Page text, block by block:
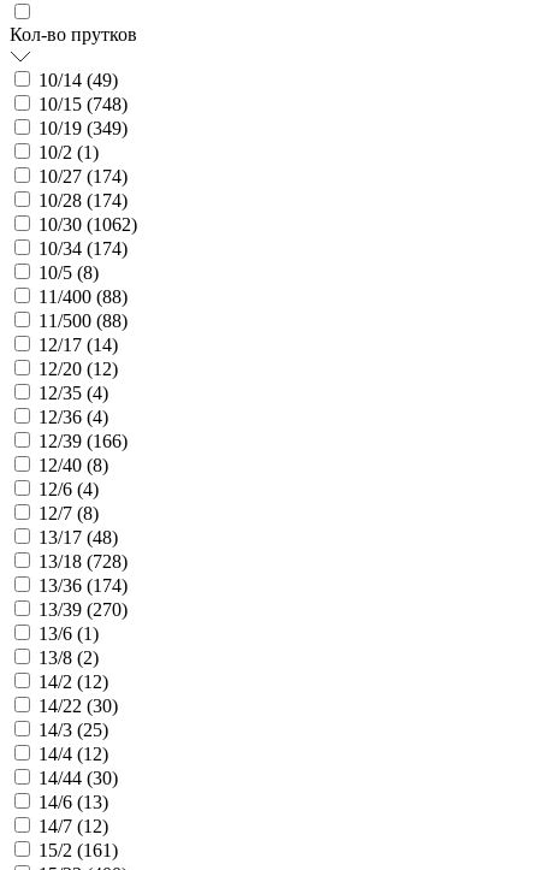
Кол-во прутков
10/14 (49)
10/15 (748)
10/19 (349)
10/2 (1)
10/27 (174)
10/28 (174)
10/30 (1062)
10/34 (174)
10/5 (8)
11/400 (88)
11/500 (88)
12/17 (14)
12/20 (12)
12/35 (4)
12/36 (4)
12/39 (166)
12/40 (8)
12/6 (4)
12/7 (8)
13/17 (48)
13/18 (728)
13/36 (174)
13/39 (270)
13/6 (1)
13/8 (2)
14/2 (12)
14/22 (30)
14/3 (25)
14/4 (12)
14/44 (30)
14/6 (13)
14/7 (12)
15/2 (161)